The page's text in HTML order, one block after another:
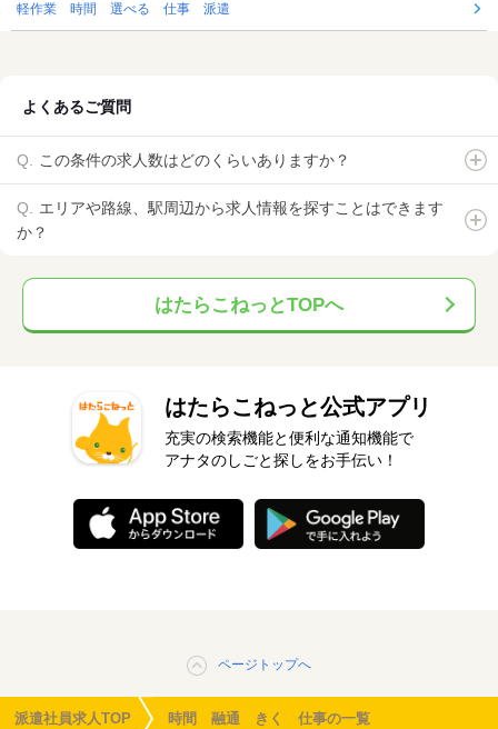
軽作業 時間 選べる 仕事 派遣
よくあるご質問
この条件の求人数はどのくらいありますか？
エリアや路線、駅周辺から求人情報を探すことはできます
か？
はたらこねっとTOPへ
はたらこねっと公式アプリ
充実の検索機能と便利な通知機能で
アナタのしごと探しをお手伝い！
ページトップへ
派遣社員求人TOP 時間 融通 きく 仕事の一覧